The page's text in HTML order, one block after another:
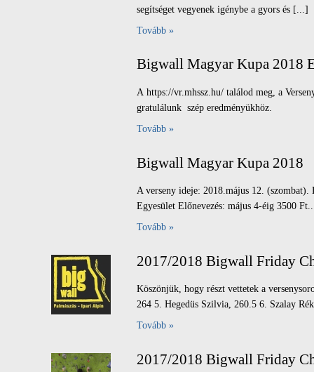
segítséget vegyenek igénybe a gyors és [...]
Tovább »
Bigwall Magyar Kupa 2018
A https://vr.mhssz.hu/ találod meg, a
gratulálunk szép eredményükhöz.
Tovább »
Bigwall Magyar Kupa 2018
A verseny ideje: 2018.május 12.
Egyesület Előnevezés: május 4-éig 3500
Tovább »
2017/2018 Bigwall Friday
Köszönjük, hogy részt vettetek a
264 5. Hegedüs Szilvia, 260.5 6. Szalay
Tovább »
2017/2018 Bigwall Friday